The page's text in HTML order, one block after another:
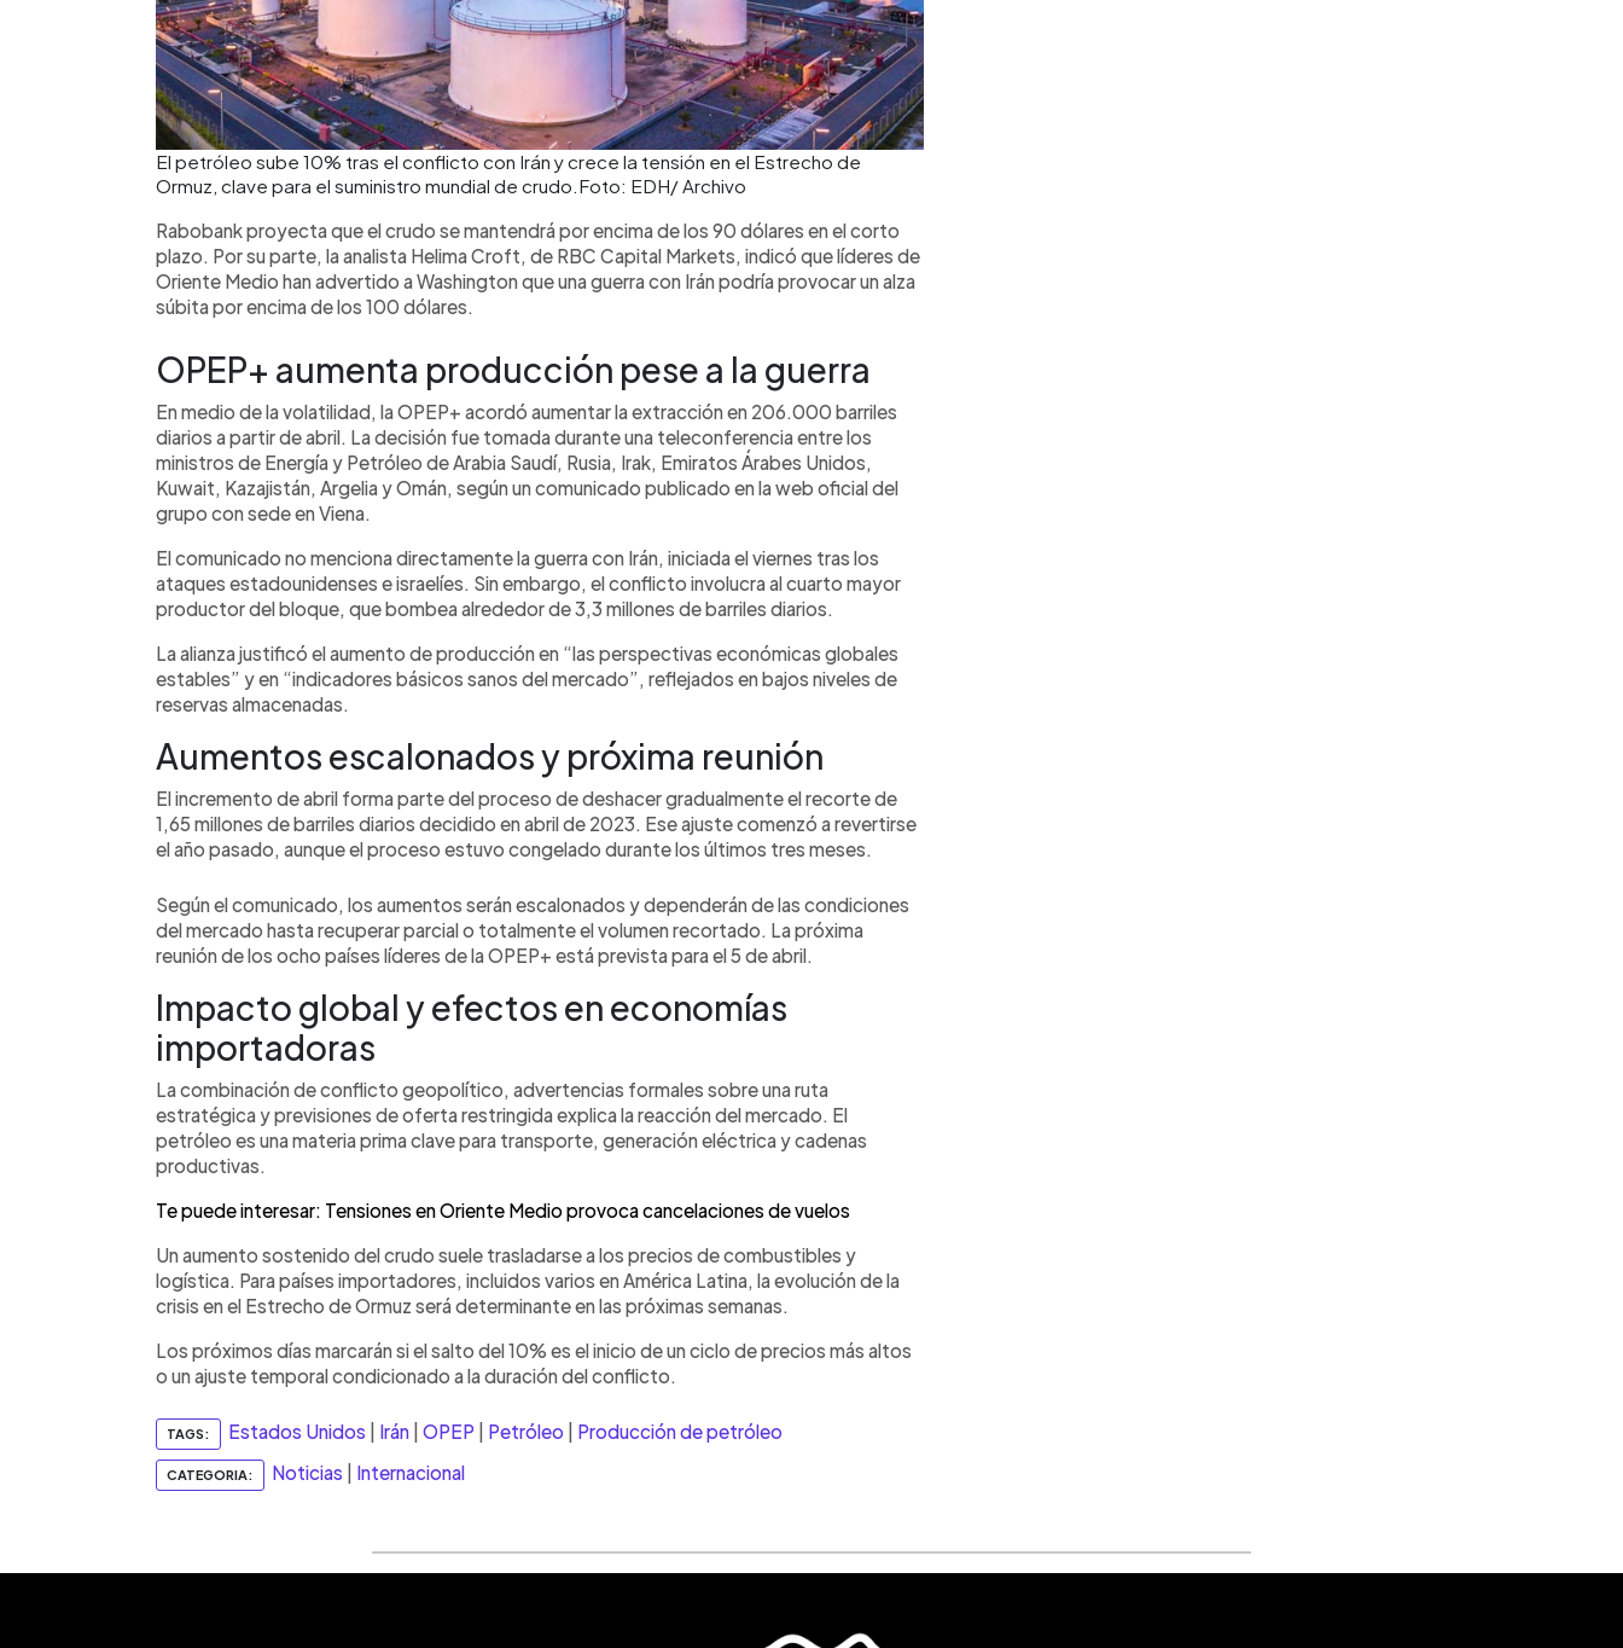
El petróleo sube 10% tras el conflicto con Irán y crece la tensión en el Estrecho de
Ormuz, clave para el suministro mundial de crudo.Foto: EDH/ Archivo
Rabobank proyecta que el crudo se mantendrá por encima de los 90 dólares en el corto
plazo. Por su parte, la analista Helima Croft, de RBC Capital Markets, indicó que líderes de
Oriente Medio han advertido a Washington que una guerra con Irán podría provocar un alza
súbita por encima de los 100 dólares.
OPEP+ aumenta producción pese a la guerra
En medio de la volatilidad, la OPEP+ acordó aumentar la extracción en 206.000 barriles
diarios a partir de abril. La decisión fue tomada durante una teleconferencia entre los
ministros de Energía y Petróleo de Arabia Saudí, Rusia, Irak, Emiratos Árabes Unidos,
Kuwait, Kazajistán, Argelia y Omán, según un comunicado publicado en la web oficial del
grupo con sede en Viena.
El comunicado no menciona directamente la guerra con Irán, iniciada el viernes tras los
ataques estadounidenses e israelíes. Sin embargo, el conflicto involucra al cuarto mayor
productor del bloque, que bombea alrededor de 3,3 millones de barriles diarios.
La alianza justificó el aumento de producción en “las perspectivas económicas globales
estables” y en “indicadores básicos sanos del mercado”, reflejados en bajos niveles de
reservas almacenadas.
Aumentos escalonados y próxima reunión
El incremento de abril forma parte del proceso de deshacer gradualmente el recorte de
1,65 millones de barriles diarios decidido en abril de 2023. Ese ajuste comenzó a revertirse
el año pasado, aunque el proceso estuvo congelado durante los últimos tres meses.
Según el comunicado, los aumentos serán escalonados y dependerán de las condiciones
del mercado hasta recuperar parcial o totalmente el volumen recortado. La próxima
reunión de los ocho países líderes de la OPEP+ está prevista para el 5 de abril.
Impacto global y efectos en economías
importadoras
La combinación de conflicto geopolítico, advertencias formales sobre una ruta
estratégica y previsiones de oferta restringida explica la reacción del mercado. El
petróleo es una materia prima clave para transporte, generación eléctrica y cadenas
productivas.
Te puede interesar: Tensiones en Oriente Medio provoca cancelaciones de vuelos
Un aumento sostenido del crudo suele trasladarse a los precios de combustibles y
logística. Para países importadores, incluidos varios en América Latina, la evolución de la
crisis en el Estrecho de Ormuz será determinante en las próximas semanas.
Los próximos días marcarán si el salto del 10% es el inicio de un ciclo de precios más altos
o un ajuste temporal condicionado a la duración del conflicto.
TAGS: Estados Unidos Irán OPEP Petróleo Producción de petróleo
CATEGORIA: Noticias Internacional